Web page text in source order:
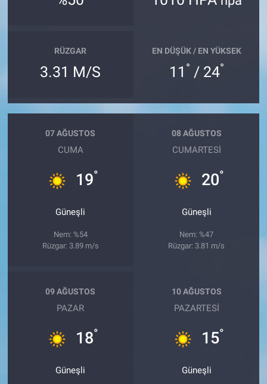
RÜZGAR
3.31 M/S
EN DÜŞÜK / EN YÜKSEK
11 ° / 24°
07 AĞUSTOS
CUMA
19°
Güneşli
Nem: %54
Rüzgar: 3.89 m/s
08 AĞUSTOS
CUMARTESI
20°
Güneşli
Nem: %47
Rüzgar: 3.81 m/s
09 AĞUSTOS
PAZAR
18°
Güneşli
10 AĞUSTOS
PAZARTESI
15°
Güneşli